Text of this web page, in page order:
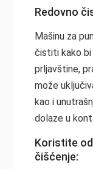
Redovno
Mašinu za
čistiti kako bi
prljavštine,
može
kao i
dolaze u
Koristite
čišćenje: